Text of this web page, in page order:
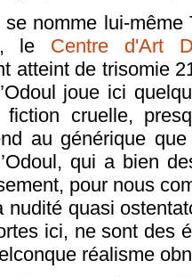
se nomme lui-
le Centre d'Art
atteint de trisomie
joue ici
cruelle,
au générique
qui a bien
pour nous
nudité quasi
ici, ne sont des
réalisme